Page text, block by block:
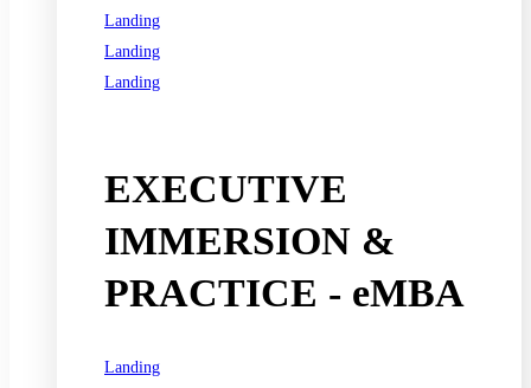
Landing
Landing
Landing
EXECUTIVE
IMMERSION &
PRACTICE - eMBA
Landing